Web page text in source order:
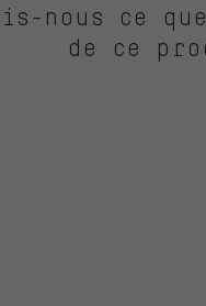
nous ce
de ce